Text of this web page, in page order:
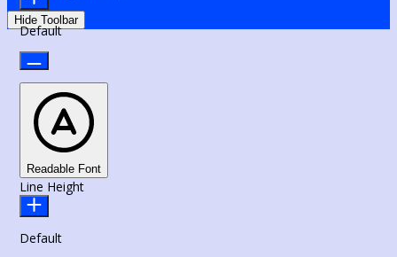
Hide Toolbar
Default
Readable Font
Line Height
Default